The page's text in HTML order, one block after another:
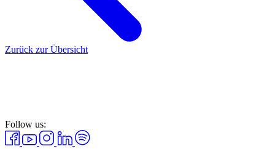
Zurück zur Übersicht
Follow us: